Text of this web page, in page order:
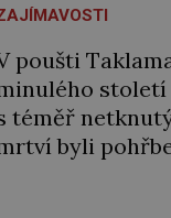
poušti
století
téměř
byli